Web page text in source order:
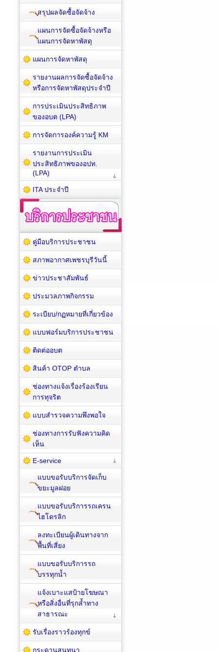
สรุปผลจัดซื้อจัดจ้าง
แผนการจัดซื้อจัดจ้างหรือ
แผนการจัดหาพัสดุ
แผนการจัดหาพัสดุ
รายงานผลการจัดซื้อจัดจ้าง
หรือการจัดหาพัสดุประจำปี
การประเมินประสิทธิภาพ
ของอบต (LPA)
การจัดการองค์ความรู้ KM
รายงานการประเมิน
ประสิทธิภาพของอปท.
(LPA)
ITA ประจำปี
คู่มือบริการประชาชน
สภาพอากาศเพชรบุรีวันนี้
ข่าวประชาสัมพันธ์
ประมวลภาพกิจกรรม
ระเบียบ/กฏหมายที่เกี่ยวข้อง
แบบฟอร์มบริการประชาชน
ติดต่ออบต
สินค้า OTOP ตำบล
ช่องทางแจ้งเรื่องร้องเรียน
การทุจริต
แบบสำรวจความพึงพอใจ
ช่องทางการรับฟังความคิด
เห็น
E-service
แบบขอรับบริการจัดเก็บ
ขยะมูลฝอย
แบบขอรับบริการรถเครน
ไฮโดรลิก
ลงทะเบียนผู้เดินทางจาก
พื้นที่เสี่ยง
แบบขอรับบริการรถ
บรรทุกน้ำ
แจ้งเบาะแสป้ายโฆษณา
หรือสิ่งอื่นที่รุกล้ำทาง
สาธารณะ
รับเรื่องราวร้องทุกข์
กระดานสนทนา